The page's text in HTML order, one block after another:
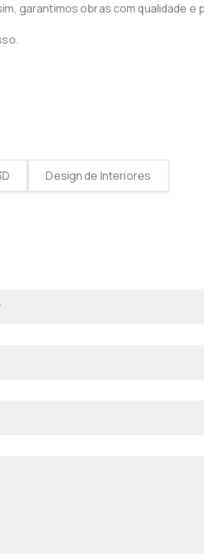
garantimos obras com qualidade e
Design de Interiores